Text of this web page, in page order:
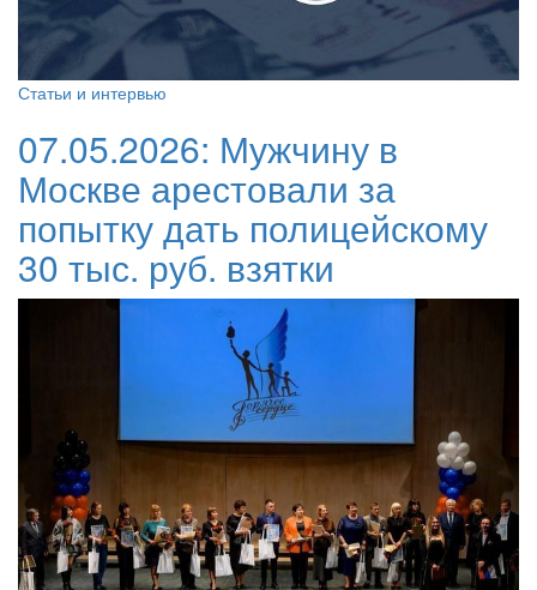
Статьи и интервью
07.05.2026: Мужчину в
Москве арестовали за
попытку дать полицейскому
30 тыс. руб. взятки